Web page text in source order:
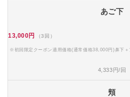
あご下
13,000円 （3回）
※初回限定クーポン適用価格(通常価格38,000円)鼻下
4,333円/回
頬